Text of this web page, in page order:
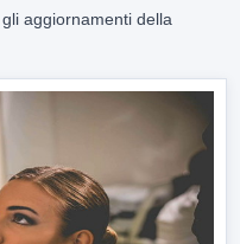
aggiornamenti della